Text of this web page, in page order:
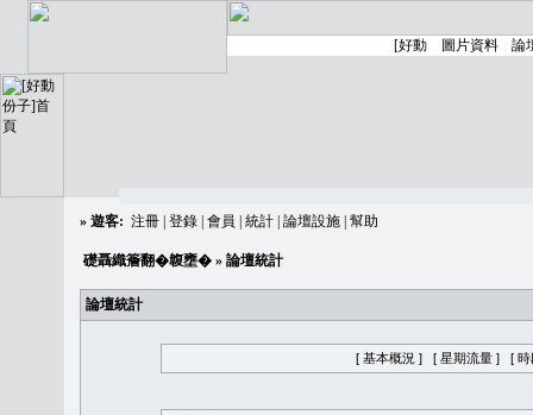
» 遊客: 注冊 登錄 會員 統計 論壇設施 幫助
礎聶織簷翻�䪖壅� » 論壇統計
論壇統計
[ 基本概況 ] [ 星期流量 ] [ 時